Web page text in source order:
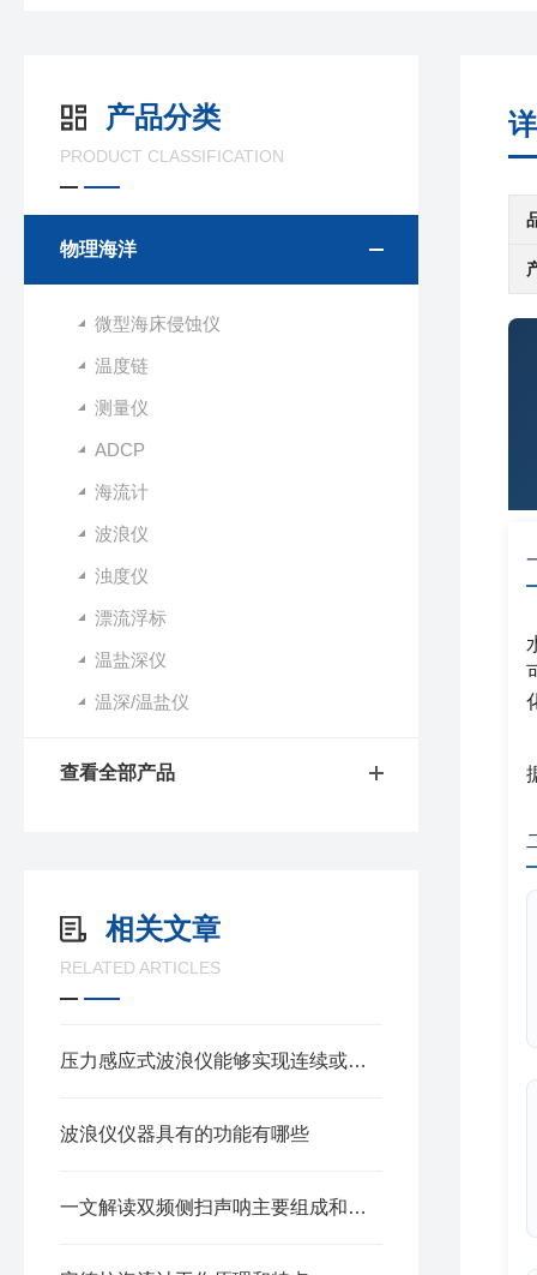
产品分类
PRODUCT CLASSIFICATION
物理海洋
微型海床侵蚀仪
温度链
测量仪
ADCP
海流计
波浪仪
浊度仪
漂流浮标
温盐深仪
温深/温盐仪
查看全部产品
相关文章
RELATED ARTICLES
压力感应式波浪仪能够实现连续或间歇的波浪采样
波浪仪仪器具有的功能有哪些
一文解读双频侧扫声呐主要组成和工作的原理